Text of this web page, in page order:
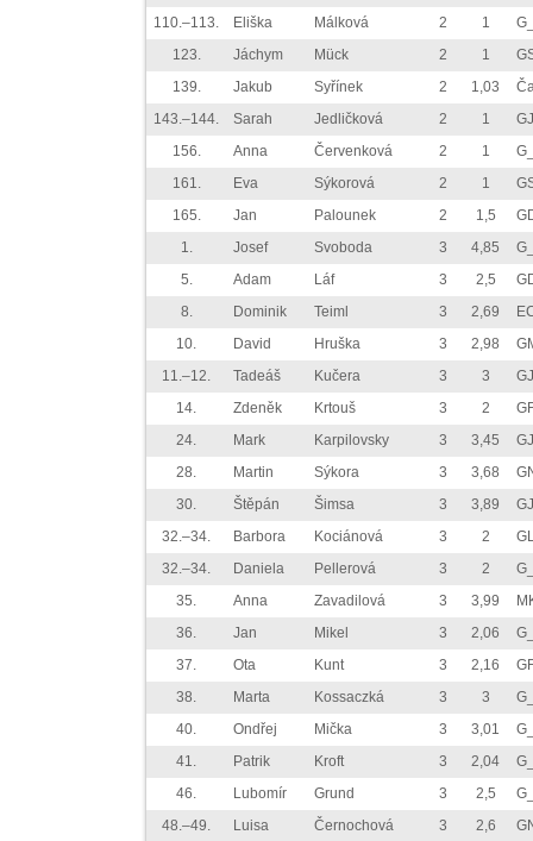
110.–113.
Eliška Málková 2 1
123.
Jáchym Mück 2 1
139.
Jakub Syřínek 2 1,03
143.–144.
Sarah Jedličková 2 1
156.
Anna Červenková 2 1
161.
Eva Sýkorová 2 1
165.
Jan Palounek 2 1,5
1.
Josef Svoboda 3 4,85
5.
Adam Láf 3 2,5
8.
Dominik Teiml 3 2,69
10.
David Hruška 3 2,98
11.–12.
Tadeáš Kučera 3 3
14.
Zdeněk Krtouš 3 2
24.
Mark Karpilovsky 3 3,45
28.
Martin Sýkora 3 3,68
30.
Štěpán Šimsa 3 3,89
32.–34.
Barbora Kociánová 3 2
32.–34.
Daniela Pellerová 3 2
35.
Anna Zavadilová 3 3,99
36.
Jan Mikel 3 2,06
37.
Ota Kunt 3 2,16
38.
Marta Kossaczká 3 3
40.
Ondřej Mička 3 3,01
41.
Patrik Kroft 3 2,04
46.
Lubomír Grund 3 2,5
48.–49.
Luisa Černochová 3 2,6